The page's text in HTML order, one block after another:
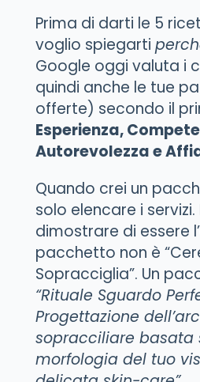
Prima di darti le 5
voglio spiegarti
Google oggi valuta i
quindi anche le tue
offerte) secondo il
Esperienza,
Autorevolezza e
Quando crei un
solo elencare i servizi.
dimostrare di essere
pacchetto non è
Sopracciglia”. Un
“Rituale Sguardo
Progettazione
sopracciliare basata
morfologia del tuo